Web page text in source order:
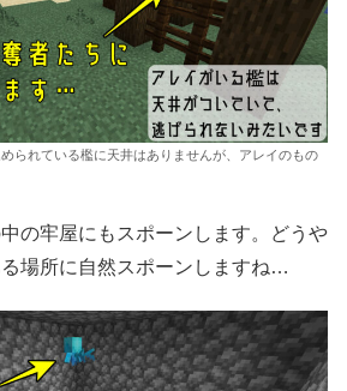
られている檻に天井はありませんが、アレイのもの
の牢屋にもスポーンします。どうや
場所に自然スポーンしますね…